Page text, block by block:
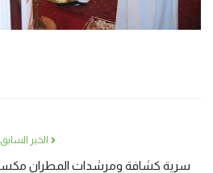
الخبر السابق
سرية كشافة ومرشدات المطران